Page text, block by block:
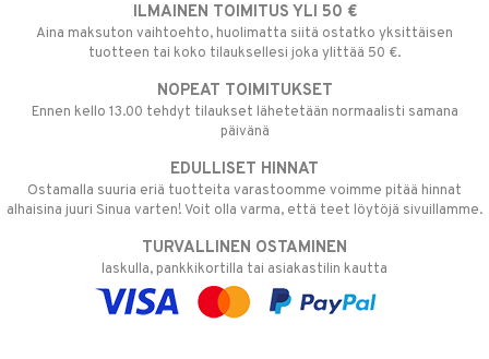
ILMAINEN TOIMITUS YLI 50 €
Aina maksuton vaihtoehto, huolimatta siitä ostatko yksittäisen
tuotteen tai koko tilauksellesi joka ylittää 50 €.
NOPEAT TOIMITUKSET
Ennen kello 13.00 tehdyt tilaukset lähetetään normaalisti samana
päivänä
EDULLISET HINNAT
Ostamalla suuria eriä tuotteita varastoomme voimme pitää hinnat
alhaisina juuri Sinua varten! Voit olla varma, että teet löytöjä sivuillamme.
TURVALLINEN OSTAMINEN
laskulla, pankkikortilla tai asiakastilin kautta